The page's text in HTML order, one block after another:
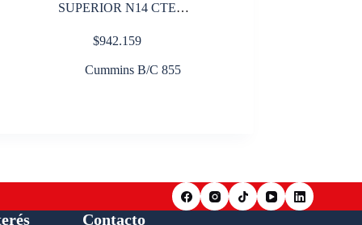
SUPERIOR N14 CTE
$942.159
Cummins B/C 855
Contacto